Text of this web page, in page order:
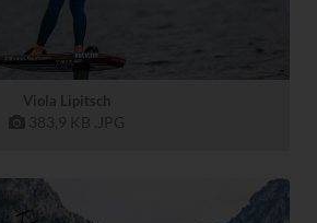
Viola Lipitsch